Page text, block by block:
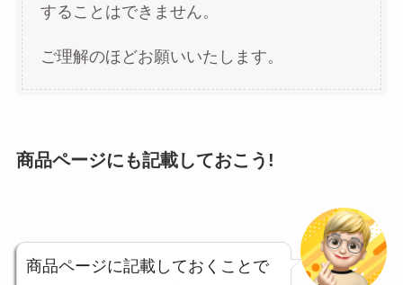
することはできません。
ご理解のほどお願いいたします。
商品ページにも記載しておこう!
商品ページに記載しておくことで